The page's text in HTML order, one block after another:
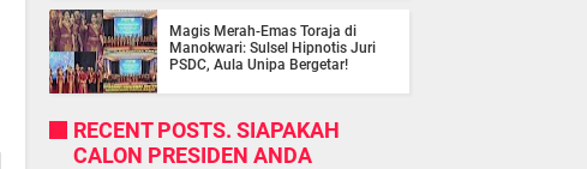
Magis Merah-Emas Toraja di
Manokwari: Sulsel Hipnotis Juri
PSDC, Aula Unipa Bergetar!
RECENT POSTS. SIAPAKAH
CALON PRESIDEN ANDA